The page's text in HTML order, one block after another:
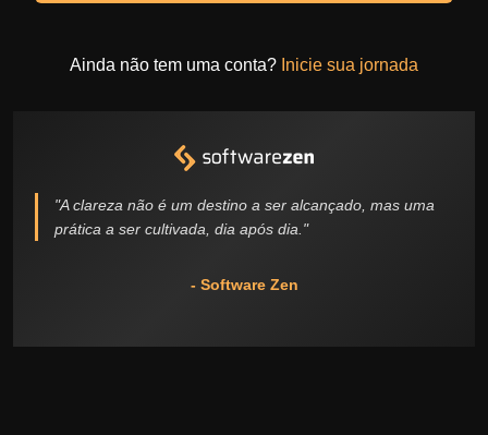
"A clareza não é um destino a ser alcançado, mas uma
prática a ser cultivada, dia após dia."
- Software Zen
Ainda não tem uma conta? Inicie sua jornada